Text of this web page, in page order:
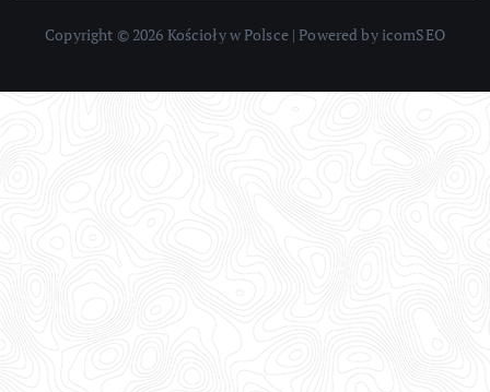
Copyright © 2026 Kościoły w Polsce | Powered by icomSEO